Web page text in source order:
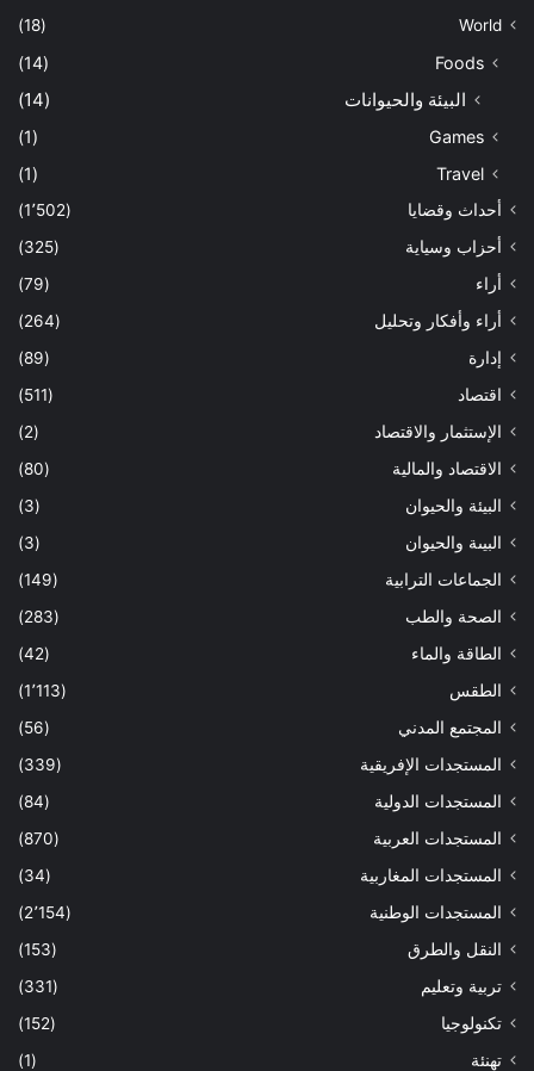
World
(18)
Foods
(14)
البيئة والحيوانات (14)
Games
(1)
Travel
(1)
أحداث وقضايا
(1٬502)
أحزاب وسياية
(325)
أراء
(79)
أراء وأفكار وتحليل
(264)
إدارة
(89)
اقتصاد
(511)
الإستثمار والاقتصاد
(2)
الاقتصاد والمالية
(80)
البيئة والحيوان
(3)
البيىة والحيوان
(3)
الجماعات الترابية
(149)
الصحة والطب
(283)
الطاقة والماء
(42)
الطقس
(1٬113)
المجتمع المدني
(56)
المستجدات الإفريقية
(339)
المستجدات الدولية
(84)
المستجدات العربية
(870)
المستجدات المغاربية
(34)
المستجدات الوطنية
(2٬154)
النقل والطرق
(153)
تربية وتعليم
(331)
تكنولوجيا
(152)
تهنئة
(1)